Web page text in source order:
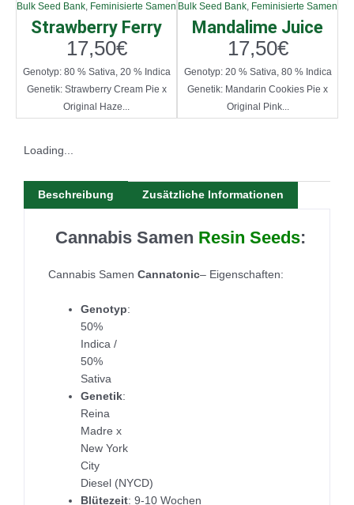
Bulk Seed Bank Feminisierte Samen
Strawberry Ferry
17,50€
Genotyp: 80 % Sativa, 20 % Indica
Genetik: Strawberry Cream Pie x
Original Haze...
Bulk Seed Bank Feminisierte Samen
Mandalime Juice
17,50€
Genotyp: 20 % Sativa, 80 % Indica
Genetik: Mandarin Cookies Pie x
Original Pink...
Loading...
Beschreibung Zusätzliche Informationen
Cannabis Samen Resin Seeds:
Cannabis Samen Cannatonic– Eigenschaften:
Genotyp:
50%
Indica /
50%
Sativa
Genetik:
Reina
Madre x
New York
City
Diesel (NYCD)
Blütezeit: 9-10 Wochen